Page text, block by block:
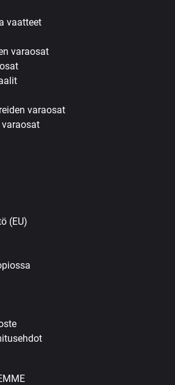
vaatteet
varaosat
varaosat
varaosat
(EU)